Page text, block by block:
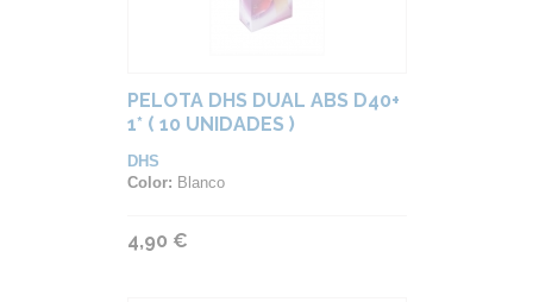
PELOTA DHS DUAL ABS D40+
1* ( 10 UNIDADES )
DHS
Color: Blanco
4,90 €